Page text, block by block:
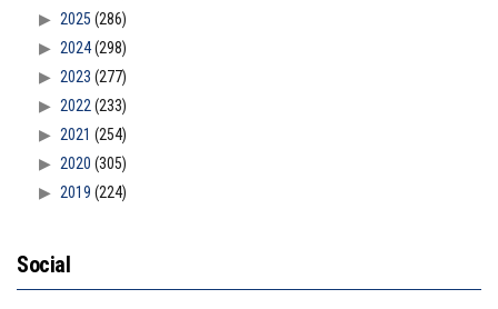
2025 (286)
2024(298)
2023 (277)
2022 (233)
2021 (254)
2020 (305)
2019 (224)
Social